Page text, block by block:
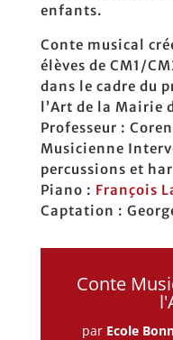
enfants.
Conte musical
élèves de CM1/
dans le cadre du
l’Art de la Mairie
Professeur :
Musicienne
percussions et
Piano : François
Captation :
Conte
par Ecole